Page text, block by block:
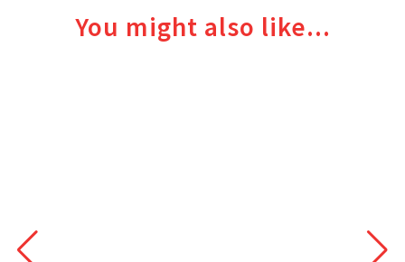
You might also like...